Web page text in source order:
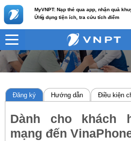
MyVNPT: Nạp thẻ qua app, nhận quà
Ứng dụng tiện ích, tra cứu tích điểm
c
Đăng ký Hướng dẫn Điều kiện
Dành cho khách
mạng đến